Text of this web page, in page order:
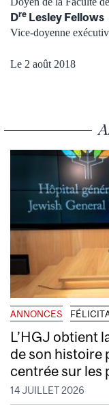
Dre Lesley Fellows
Vice-doyenne
Le 2 août 2018
ANNONCES
L’HGJ obtient
de son histoire
centrée sur les
14 JUILLET 2026